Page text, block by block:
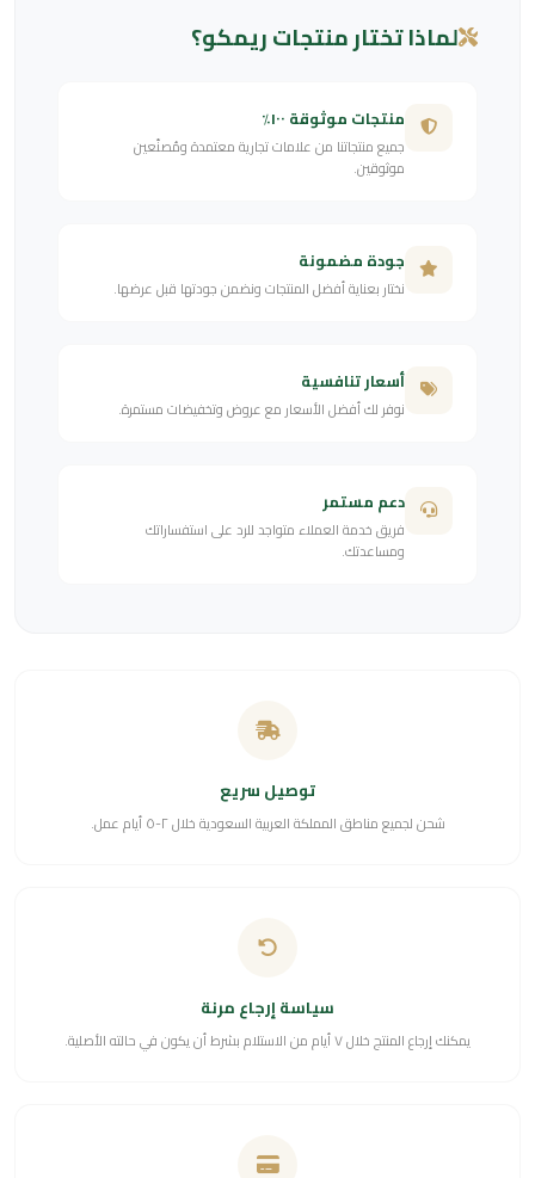
لماذا تختار منتجات ريمكو؟
منتجات موثوقة ١٠٠٪
جميع منتجاتنا من علامات تجارية معتمدة ومُصنّعين
موثوقين.
جودة مضمونة
نختار بعناية أفضل المنتجات ونضمن جودتها قبل عرضها.
أسعار تنافسية
نوفر لك أفضل الأسعار مع عروض وتخفيضات مستمرة.
دعم مستمر
فريق خدمة العملاء متواجد للرد على استفساراتك
ومساعدتك.
توصيل سريع
شحن لجميع مناطق المملكة العربية السعودية خلال ٢-٥ أيام عمل.
سياسة إرجاع مرنة
يمكنك إرجاع المنتج خلال ٧ أيام من الاستلام بشرط أن يكون في حالته الأصلية.